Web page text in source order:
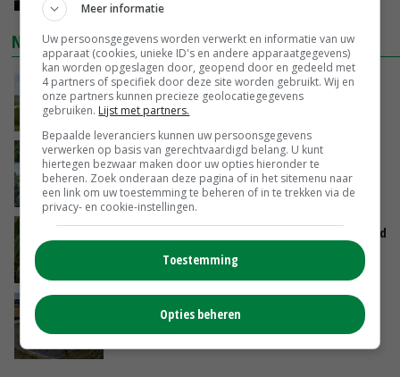
NIEUWSTE VIDEO'S
POAH!: John Deere 7730
GISTEREN, 10:00
Oekraïne-vlogger Kees Huizinga: ‘Bezoek van
de ambassade mag zelf groente plukken’
07-08-2026
Limburgse mais van Frijns doet het verrassend
Droogte veroorzaakt steeds meer problemen:
‘Bassin afgelopen week al leeg’
Meer informatie
Uw persoonsgegevens worden verwerkt en informatie van uw
apparaat (cookies, unieke ID's en andere apparaatgegevens)
kan worden opgeslagen door, geopend door en gedeeld met
4 partners of specifiek door deze site worden gebruikt. Wij en
onze partners kunnen precieze geolocatiegegevens
gebruiken. Lijst met partners.
Bepaalde leveranciers kunnen uw persoonsgegevens
verwerken op basis van gerechtvaardigd belang. U kunt
hiertegen bezwaar maken door uw opties hieronder te
beheren. Zoek onderaan deze pagina of in het sitemenu naar
een link om uw toestemming te beheren of in te trekken via de
privacy- en cookie-instellingen.
Toestemming
Opties beheren